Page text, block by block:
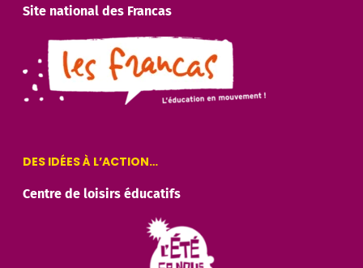
Site national des Francas
DES IDÉES À L’ACTION…
Centre de loisirs éducatifs